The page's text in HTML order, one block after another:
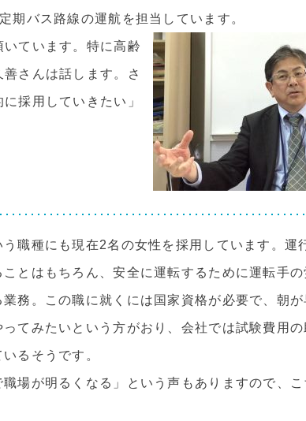
期バス路線の運航を担当しています。
ています。特に高齢
さんは話します。さ
採用していきたい」
職種にも現在2名の女性を採用しています。運
とはもちろん、安全に運転するために運転手
務。この職に就くには国家資格が必要で、朝
てみたいという方がおり、会社では試験費用
るそうです。
場が明るくなる」という声もありますので、こ